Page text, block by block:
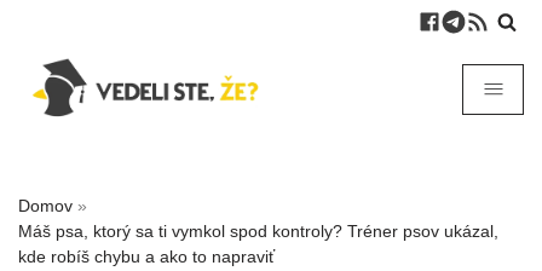
Domov »
Máš psa, ktorý sa ti vymkol spod kontroly? Tréner psov ukázal,
kde robíš chybu a ako to napraviť